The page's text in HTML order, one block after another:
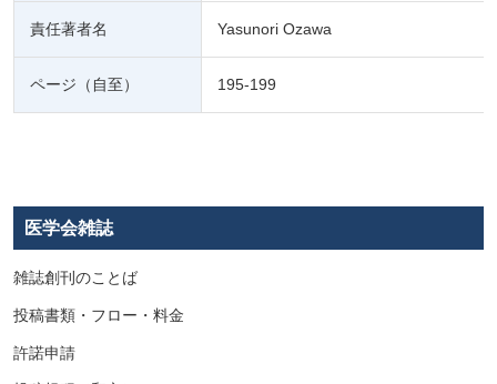
責任著者名 Yasunori Ozawa
ページ（自至） 195-199
医学会雑誌
雑誌創刊のことば
投稿書類・フロー・料金
許諾申請